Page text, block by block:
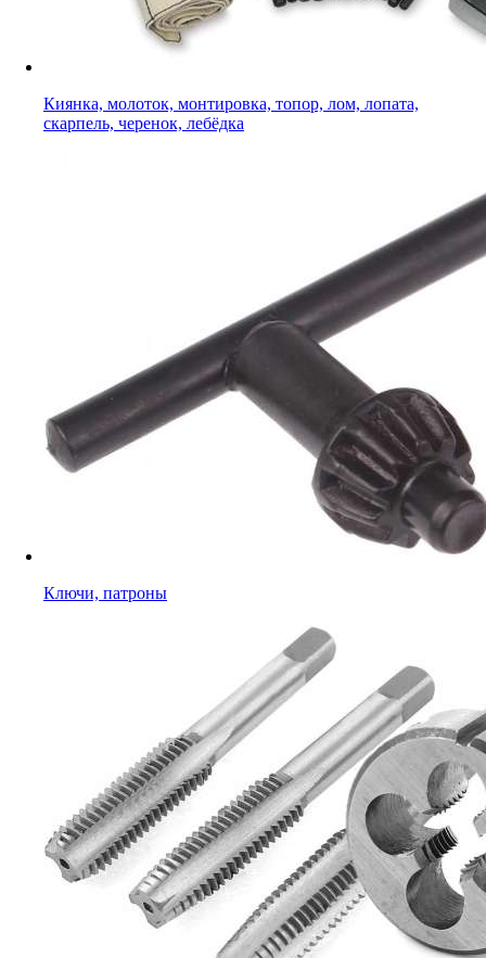
Киянка, молоток, монтировка, топор, лом, лопата,
скарпель, черенок, лебёдка
Ключи, патроны